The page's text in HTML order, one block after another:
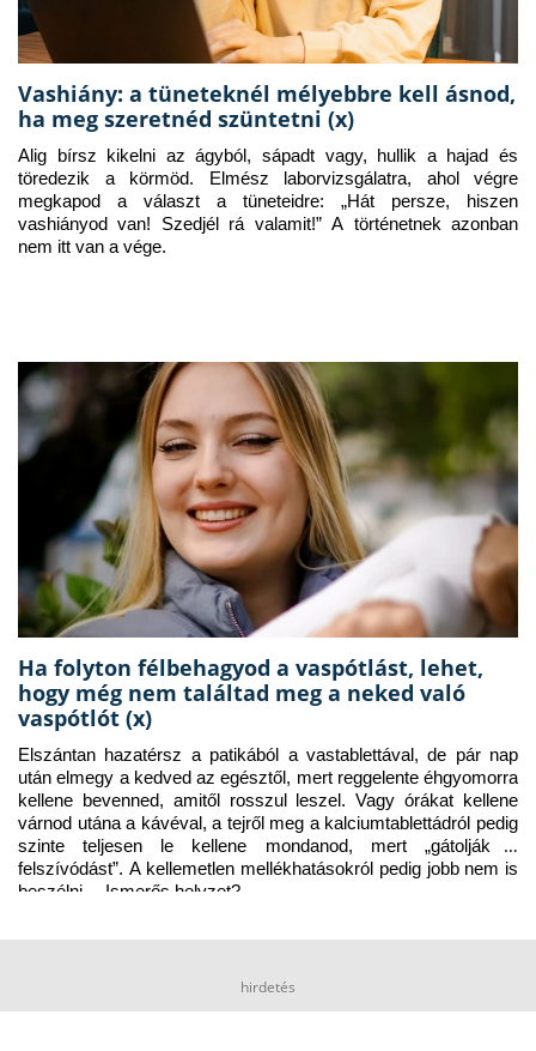
Vashiány: a tüneteknél mélyebbre kell ásnod,
ha meg szeretnéd szüntetni (x)
Alig bírsz kikelni az ágyból, sápadt vagy, hullik a hajad és
töredezik a körmöd. Elmész laborvizsgálatra, ahol végre
megkapod a választ a tüneteidre: „Hát persze, hiszen
vashiányod van! Szedjél rá valamit!” A történetnek azonban
nem itt van a vége.
Ha folyton félbehagyod a vaspótlást, lehet,
hogy még nem találtad meg a neked való
vaspótlót (x)
Elszántan hazatérsz a patikából a vastablettával, de pár nap
után elmegy a kedved az egésztől, mert reggelente éhgyomorra
kellene bevenned, amitől rosszul leszel. Vagy órákat kellene
várnod utána a kávéval, a tejről meg a kalciumtablettádról pedig
szinte teljesen le kellene mondanod, mert „gátolják a
felszívódást”. A kellemetlen mellékhatásokról pedig jobb nem is
beszélni… Ismerős helyzet?
hirdetés